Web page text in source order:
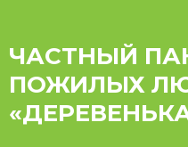
ЧАСТНЫЙ
ПОЖИЛЫХ